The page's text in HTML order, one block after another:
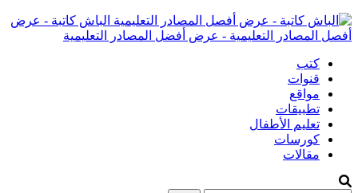
الباش كاتبة - عرض
أفصل المصادر التعليمية - عرض أفضل المصادر التعليمية
كتب
قنوات
مواقع
تطبيقات
تعليم الأطفال
كورسات
مقالات